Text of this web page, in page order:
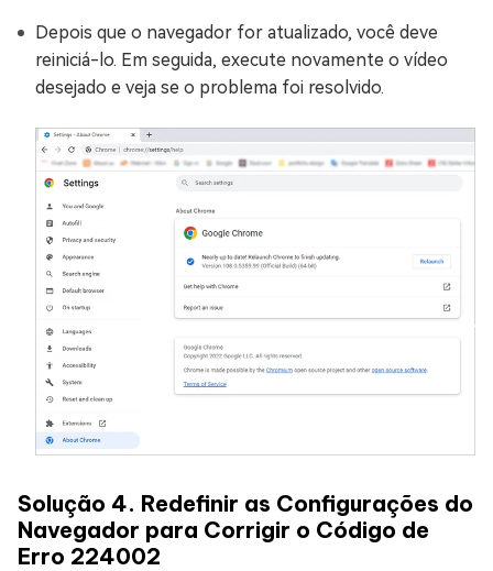
Depois que o navegador for atualizado, você deve
reiniciá-lo. Em seguida, execute novamente o vídeo
desejado e veja se o problema foi resolvido.
Solução 4. Redefinir as Configurações do
Navegador para Corrigir o Código de
Erro 224002